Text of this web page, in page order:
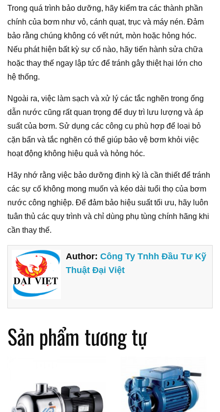
Trong quá trình bảo dưỡng, hãy kiểm tra các thành phần
chính của bơm như vỏ, cánh quạt, trục và máy nén. Đảm
bảo rằng chúng không có vết nứt, mòn hoặc hỏng hóc.
Nếu phát hiện bất kỳ sự cố nào, hãy tiến hành sửa chữa
hoặc thay thế ngay lập tức để tránh gây thiệt hại lớn cho
hệ thống.
Ngoài ra, việc làm sạch và xử lý các tắc nghẽn trong ống
dẫn nước cũng rất quan trọng để duy trì lưu lượng và áp
suất của bơm. Sử dụng các công cụ phù hợp để loại bỏ
cặn bẩn và tắc nghẽn có thể giúp bảo vệ bơm khỏi việc
hoạt động không hiệu quả và hỏng hóc.
Hãy nhớ rằng việc bảo dưỡng định kỳ là cần thiết để tránh
các sự cố không mong muốn và kéo dài tuổi thọ của bơm
nước công nghiệp. Để đảm bảo hiệu suất tối ưu, hãy luôn
tuân thủ các quy trình và chỉ dùng phụ tùng chính hãng khi
cần thay thế.
Author:Công Ty Tnhh Đầu Tư Kỹ
Thuật Đại Việt
Sản phẩm tương tự